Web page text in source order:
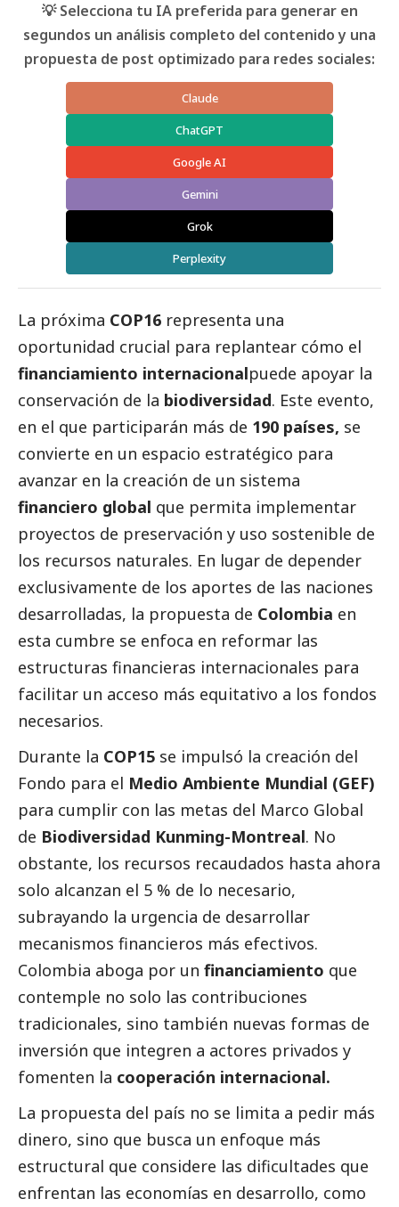
💡 Selecciona tu IA preferida para generar en
segundos un análisis completo del contenido y una
propuesta de post optimizado para redes sociales:
Claude
ChatGPT
Google AI
Gemini
Grok
Perplexity
La próxima COP16 representa una
oportunidad crucial para replantear cómo el
financiamiento internacionalpuede apoyar la
conservación de la biodiversidad. Este evento,
en el que participarán más de 190 países, se
convierte en un espacio estratégico para
avanzar en la creación de un sistema
financiero global que permita implementar
proyectos de preservación y uso sostenible de
los recursos naturales. En lugar de depender
exclusivamente de los aportes de las naciones
desarrolladas, la propuesta de Colombia en
esta cumbre se enfoca en reformar las
estructuras financieras internacionales para
facilitar un acceso más equitativo a los fondos
necesarios.
Durante la COP15 se impulsó la creación del
Fondo para el Medio Ambiente Mundial (GEF)
para cumplir con las metas del Marco Global
de Biodiversidad Kunming-Montreal. No
obstante, los recursos recaudados hasta ahora
solo alcanzan el 5 % de lo necesario,
subrayando la urgencia de desarrollar
mecanismos financieros más efectivos.
Colombia aboga por un financiamiento que
contemple no solo las contribuciones
tradicionales, sino también nuevas formas de
inversión que integren a actores privados y
fomenten la cooperación internacional.
La propuesta del país no se limita a pedir más
dinero, sino que busca un enfoque más
estructural que considere las dificultades que
enfrentan las economías en desarrollo, como